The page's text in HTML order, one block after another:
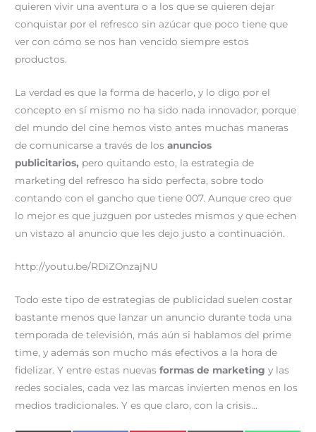
quieren vivir una aventura o a los que se quieren dejar
conquistar por el refresco sin azúcar que poco tiene que
ver con cómo se nos han vencido siempre estos
productos.
La verdad es que la forma de hacerlo, y lo digo por el
concepto en sí mismo no ha sido nada innovador, porque
del mundo del cine hemos visto antes muchas maneras
de comunicarse a través de losanuncios
publicitarios, pero quitando esto, la estrategia de
marketing del refresco ha sido perfecta, sobre todo
contando con el gancho que tiene 007. Aunque creo que
lo mejor es que juzguen por ustedes mismos y que echen
un vistazo al anuncio que les dejo justo a continuación.
http://youtu.be/RDiZOnzajNU
Todo este tipo de estrategias de publicidad suelen costar
bastante menos que lanzar un anuncio durante toda una
temporada de televisión, más aún si hablamos del prime
time, y además son mucho más efectivos a la hora de
fidelizar. Y entre estas nuevasformas de marketing y las
redes sociales, cada vez las marcas invierten menos en los
medios tradicionales. Y es que claro, con la crisis…